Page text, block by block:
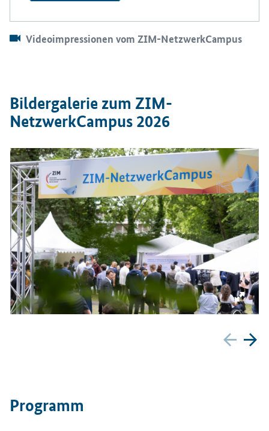
Videoimpressionen vom ZIM-NetzwerkCampus
Bildergalerie zum ZIM-
NetzwerkCampus 2026
Programm